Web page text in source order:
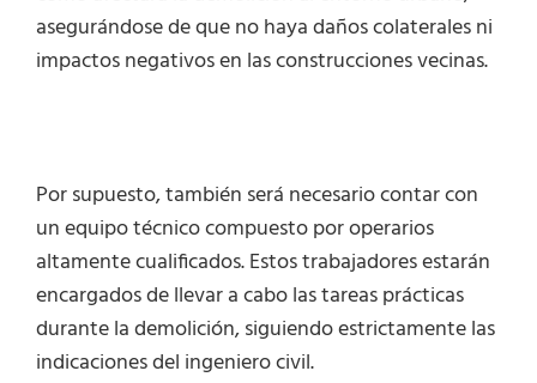
asegurándose de que no haya daños colaterales ni
impactos negativos en las construcciones vecinas.
Por supuesto, también será necesario contar con
un equipo técnico compuesto por operarios
altamente cualificados. Estos trabajadores estarán
encargados de llevar a cabo las tareas prácticas
durante la demolición, siguiendo estrictamente las
indicaciones del ingeniero civil.